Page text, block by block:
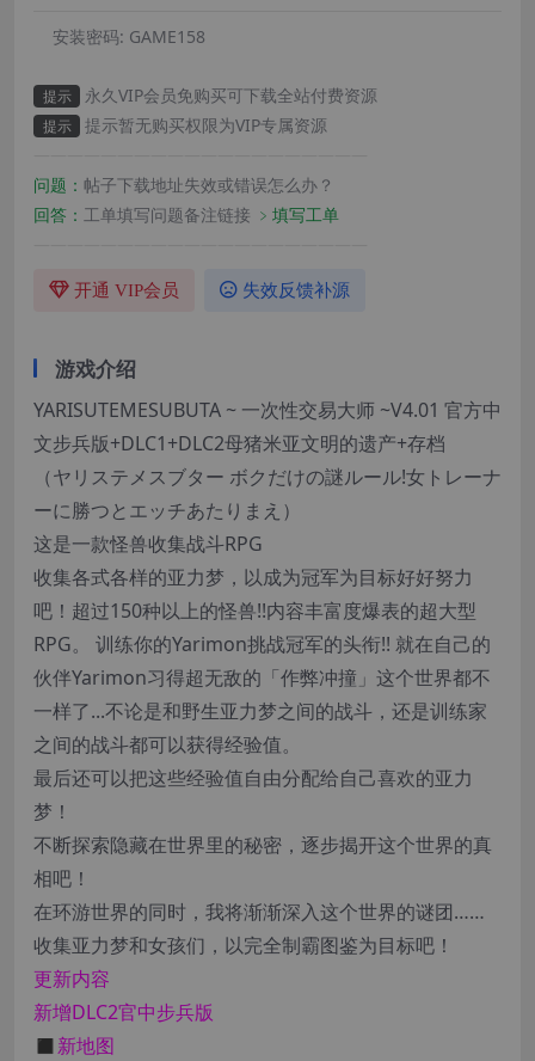
安装密码: GAME158
提示 永久VIP会员免购买可下载全站付费资源
提示
提示暂无购买权限为VIP专属资源
问题： 帖子下载地址失效或错误怎么办？
回答： 工单填写问题备注链接 ﹥填写工单
开通 VIP会员 失效反馈补源
游戏介绍
YARISUTEMESUBUTA ~ 一次性交易大师 ~V4.01 官方中
文步兵版+DLC1+DLC2母猪米亚文明的遗产+存档
（ヤリステメスブター ボクだけの謎ルール!女トレーナ
ーに勝つとエッチあたりまえ）
这是一款怪兽收集战斗RPG
收集各式各样的亚力梦，以成为冠军为目标好好努力
吧！超过150种以上的怪兽!!内容丰富度爆表的超大型
RPG。 训练你的Yarimon挑战冠军的头衔!! 就在自己的
伙伴Yarimon习得超无敌的「作弊冲撞」这个世界都不
一样了...不论是和野生亚力梦之间的战斗，还是训练家
之间的战斗都可以获得经验值。
最后还可以把这些经验值自由分配给自己喜欢的亚力
梦！
不断探索隐藏在世界里的秘密，逐步揭开这个世界的真
相吧！
在环游世界的同时，我将渐渐深入这个世界的谜团……
收集亚力梦和女孩们，以完全制霸图鉴为目标吧！
更新内容
新增DLC2官中步兵版
◼️新地图